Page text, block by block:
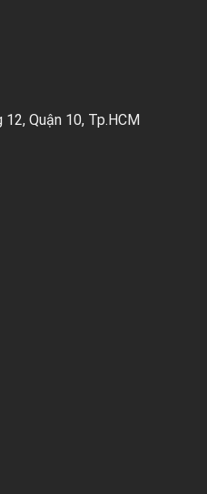
Quận 10, Tp.HCM